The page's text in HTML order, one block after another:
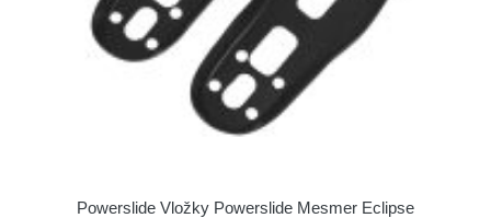
Powerslide Vložky Powerslide Mesmer Eclipse